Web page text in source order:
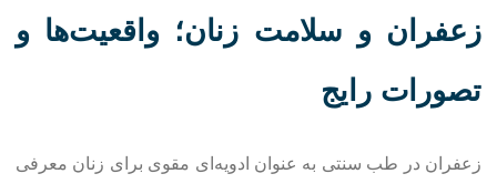
زعفران و سلامت زنان؛ واقعیت‌ها و
تصورات رایج
زعفران در طب سنتی به عنوان ادویه‌ای مقوی برای زنان معرفی